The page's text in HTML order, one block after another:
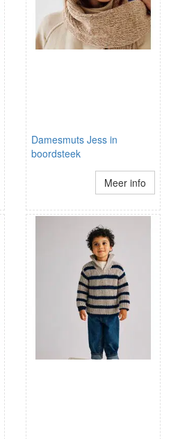
Damesmuts Jess in
boordsteek
Meer info